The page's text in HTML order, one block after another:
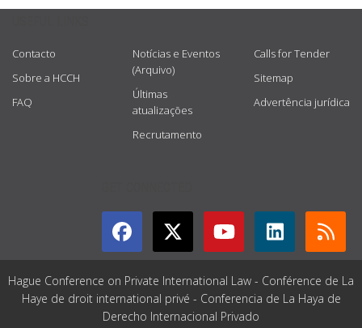
Contacto
Sobre a HCCH
FAQ
Notícias e Eventos
(Arquivo)
Últimas
atualizações
Recrutamento
Calls for Tender
Sitemap
Advertência jurídica
Hague Conference on Private International Law - Conférence de La
Haye de droit international privé - Conferencia de La Haya de
Derecho Internacional Privado